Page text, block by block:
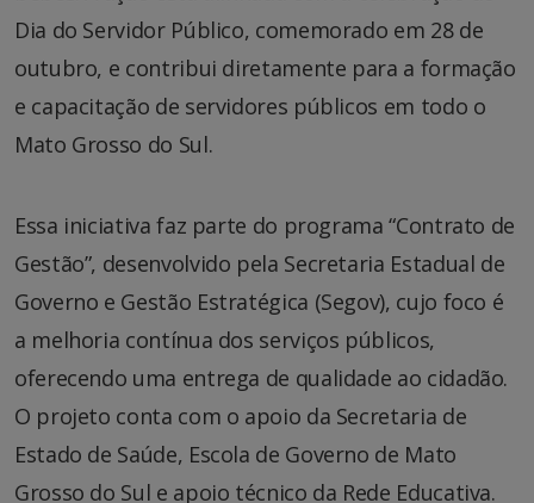
Dia do Servidor Público, comemorado em 28 de
outubro, e contribui diretamente para a formação
e capacitação de servidores públicos em todo o
Mato Grosso do Sul.
Essa iniciativa faz parte do programa “Contrato de
Gestão”, desenvolvido pela Secretaria Estadual de
Governo e Gestão Estratégica (Segov), cujo foco é
a melhoria contínua dos serviços públicos,
oferecendo uma entrega de qualidade ao cidadão.
O projeto conta com o apoio da Secretaria de
Estado de Saúde, Escola de Governo de Mato
Grosso do Sul e apoio técnico da Rede Educativa.